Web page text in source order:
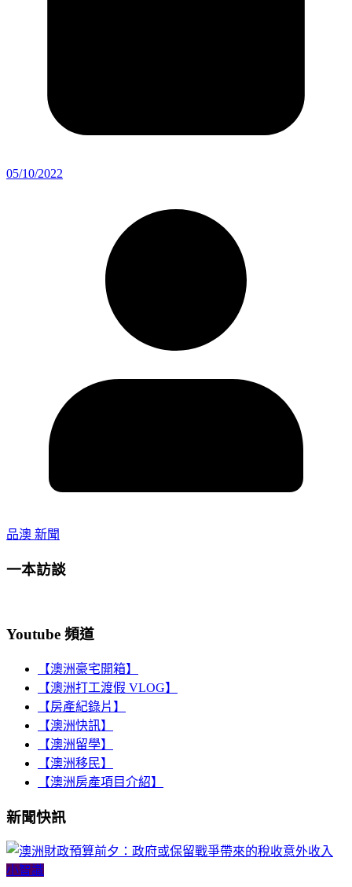
05/10/2022
品澳 新聞
一本訪談
Youtube 頻道
【澳洲豪宅開箱】
【澳洲打工渡假 VLOG】
【房產紀錄片】
【澳洲快訊】
【澳洲留學】
【澳洲移民】
【澳洲房產項目介紹】
新聞快訊
小智識